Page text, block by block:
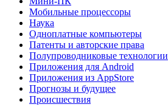
Мобильные процессоры
Наука
Одноплатные компьютеры
Патенты и авторские права
Полупроводниковые технологии
Приложения для Android
Приложения из AppStore
Прогнозы и будущее
Происшествия